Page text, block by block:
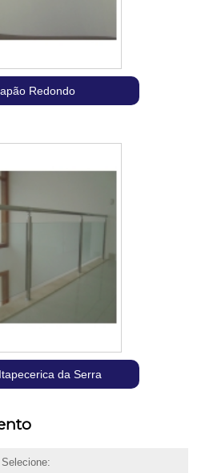
Redondo
da Serra
Selecione: